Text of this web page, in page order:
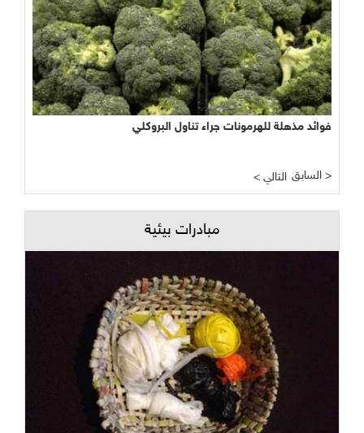
فوائد مذهلة للهرمونات جراء تناول البروكلي
نجاح مبشر وواعد لتجربة الأراضي الرطبة المصطنعة في معالجة
< التالي السابق >
مبادرات بيئية